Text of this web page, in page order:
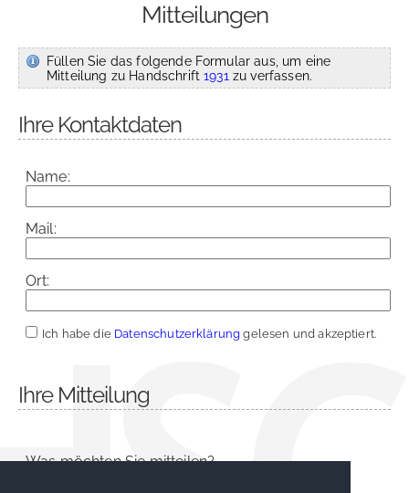
Mitteilungen
Füllen Sie das folgende Formular aus, um eine
Mitteilung zu Handschrift1931 zu verfassen.
Ihre Kontaktdaten
Name:
Mail:
Ort:
Ich habe die Datenschutzerklärung gelesen und akzeptiert.
Ihre Mitteilung
Was möchten Sie mitteilen?